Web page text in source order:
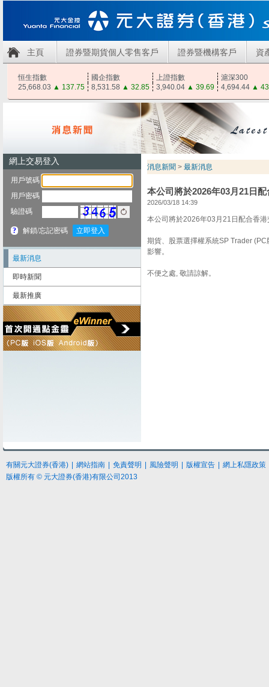
主頁 證券暨期貨個人零售客戶 證券暨機構客戶 資
恒生指數 國企指數 上證指數
滬深300
25,668.03 ▲ 137.75 8,531.58 ▲ 32.85 3,940.04 ▲ 39.69 4,694.44 ▲
最新消息
即時新聞
最新推廣
消息新聞 > 最新消息
本公司將於2026年03月21日
2026/03/18 14:39
本公司將於2026年03月21日配合香
期貨、股票選擇權系統SP Trader
影響。
不便之處, 敬請諒解。
有關元大證券(香港) 網站指南 免責聲明 風險聲明 版權宣告
網上私隱政策
版權所有 © 元大證券(香港)有限公司2013